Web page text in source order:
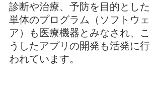
診断や治療、予防を目的とした
単体のプログラム（ソフトウェ
ア）も医療機器とみなされ、こ
うしたアプリの開発も活発に行
われています。